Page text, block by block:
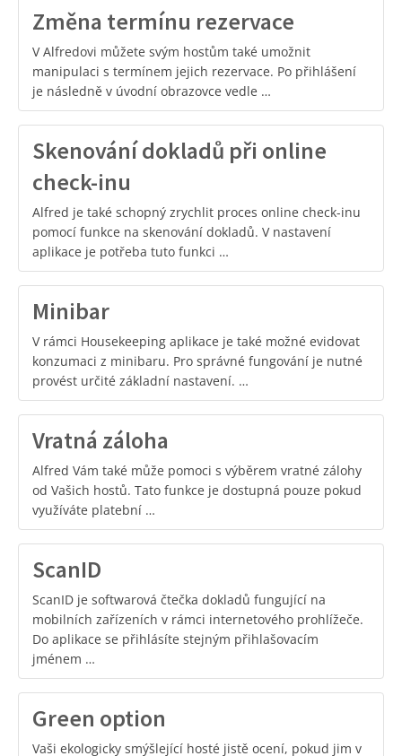
Změna termínu rezervace
V Alfredovi můžete svým hostům také umožnit
manipulaci s termínem jejich rezervace. Po přihlášení
je následně v úvodní obrazovce vedle …
Skenování dokladů při online
check-inu
Alfred je také schopný zrychlit proces online check-inu
pomocí funkce na skenování dokladů. V nastavení
aplikace je potřeba tuto funkci …
Minibar
V rámci Housekeeping aplikace je také možné evidovat
konzumaci z minibaru. Pro správné fungování je nutné
provést určité základní nastavení. …
Vratná záloha
Alfred Vám také může pomoci s výběrem vratné zálohy
od Vašich hostů. Tato funkce je dostupná pouze pokud
využíváte platební …
ScanID
ScanID je softwarová čtečka dokladů fungující na
mobilních zařízeních v rámci internetového prohlížeče.
Do aplikace se přihlásíte stejným přihlašovacím
jménem …
Green option
Vaši ekologicky smýšlející hosté jistě ocení, pokud jim v